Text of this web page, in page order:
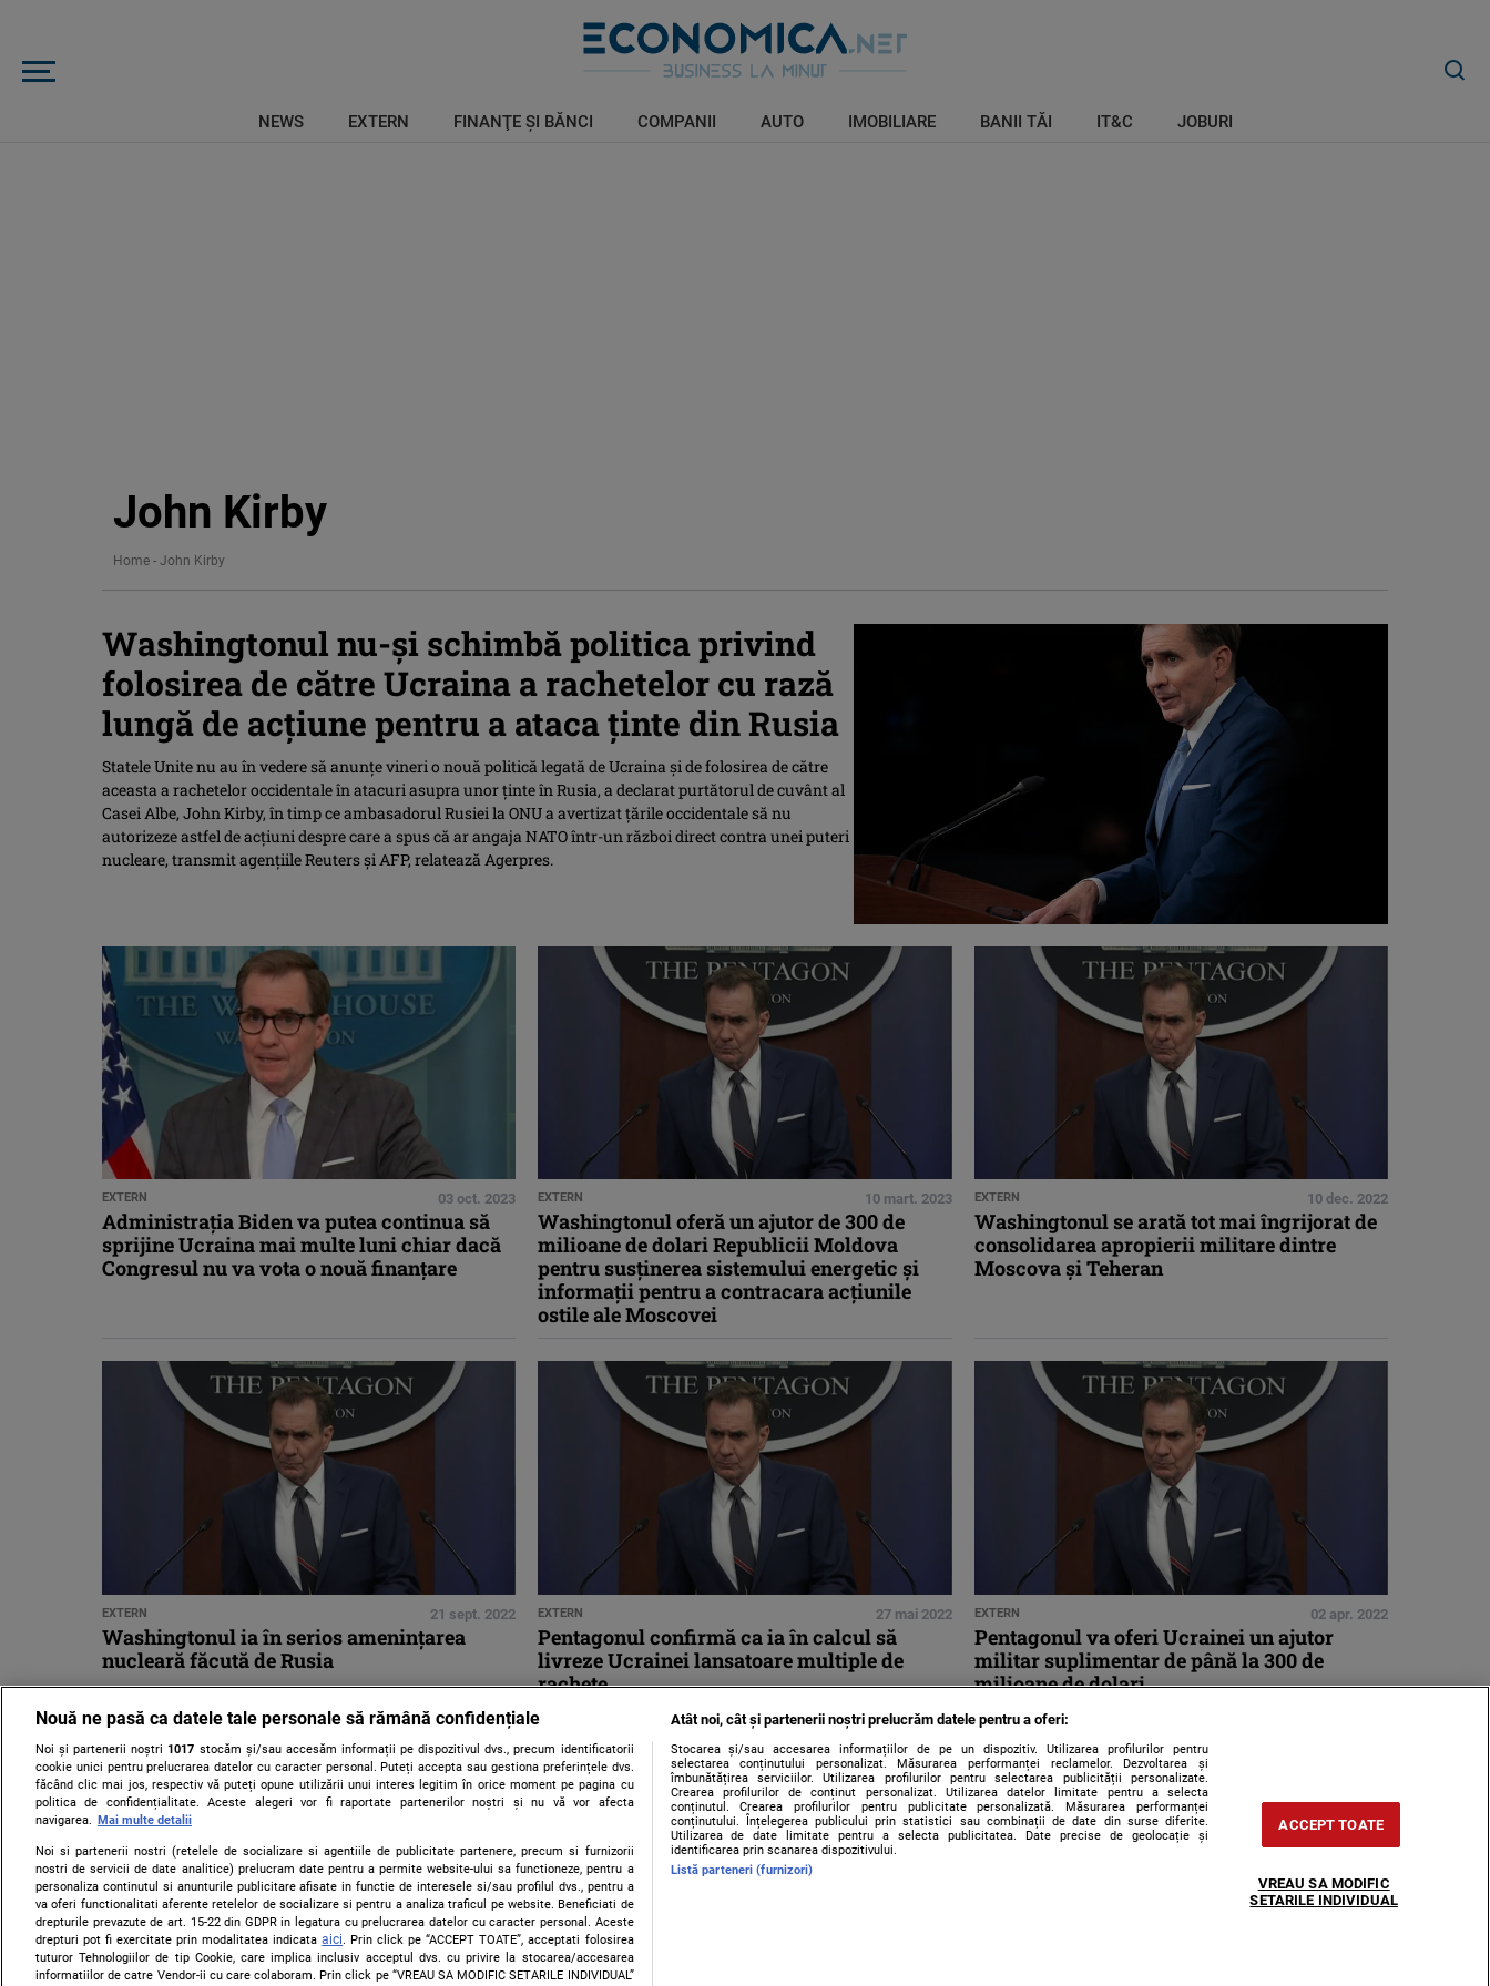
NEWS EXTERN FINANŢE ŞI BĂNCI COMPANII AUTO IMOBILIARE BANII TĂI IT&C JOBURI
John Kirby
Home - John Kirby
Washingtonul nu-și schimbă politica privind
folosirea de către Ucraina a rachetelor cu rază
lungă de acțiune pentru a ataca ținte din Rusia
Statele Unite nu au în vedere să anunţe vineri o nouă politică legată de Ucraina şi de folosirea de către
aceasta a rachetelor occidentale în atacuri asupra unor ţinte în Rusia, a declarat purtătorul de cuvânt al
Casei Albe, John Kirby, în timp ce ambasadorul Rusiei la ONU a avertizat ţările occidentale să nu
autorizeze astfel de acţiuni despre care a spus că ar angaja NATO într-un război direct contra unei puteri
nucleare, transmit agenţiile Reuters şi AFP, relatează Agerpres.
EXTERN 03 oct. 2023
Administrația Biden va putea continua să
sprijine Ucraina mai multe luni chiar dacă
Congresul nu va vota o nouă finanțare
EXTERN 10 mart. 2023
Washingtonul oferă un ajutor de 300 de
milioane de dolari Republicii Moldova
pentru susținerea sistemului energetic și
informații pentru a contracara acțiunile
ostile ale Moscovei
EXTERN 10 dec. 2022
Washingtonul se arată tot mai îngrijorat de
consolidarea apropierii militare dintre
Moscova și Teheran
EXTERN 21 sept. 2022
Washingtonul ia în serios amenințarea
nucleară făcută de Rusia
EXTERN 27 mai 2022
Pentagonul confirmă ca ia în calcul să
livreze Ucrainei lansatoare multiple de
rachete
EXTERN 02 apr. 2022
Pentagonul va oferi Ucrainei un ajutor
militar suplimentar de până la 300 de
milioane de dolari
Contact
Nouă ne pasă ca datele tale personale să rămână confidențiale
Noi și partenerii noștri1017 stocăm și/sau accesăm informații pe dispozitivul dvs., precum identificatorii
cookie unici pentru prelucrarea datelor cu caracter personal. Puteți accepta sau gestiona preferințele dvs.
făcând clic mai jos, respectiv vă puteți opune utilizării unui interes legitim în orice moment pe pagina cu
politica de confidențialitate. Aceste alegeri vor fi raportate partenerilor noștri și nu vă vor afecta
navigarea.
Mai multe detalii
Noi si partenerii nostri (retelele de socializare si agentiile de publicitate partenere, precum si furnizorii
nostri de servicii de date analitice) prelucram date pentru a permite website-ului sa functioneze, pentru a
personaliza continutul si anunturile publicitare afisate in functie de interesele si/sau profilul dvs., pentru a
va oferi functionalitati aferente retelelor de socializare si pentru a analiza traficul pe website. Beneficiati de
drepturile prevazute de art. 15-22 din GDPR in legatura cu prelucrarea datelor cu caracter personal. Aceste
drepturi pot fi exercitate prin modalitatea indicataaici. Prin click pe “ACCEPT TOATE”, acceptati folosirea
tuturor Tehnologiilor de tip Cookie, care implica inclusiv acceptul dvs. cu privire la stocarea/accesarea
informatiilor de catre Vendor-ii cu care colaboram. Prin click pe “VREAU SA MODIFIC SETARILE INDIVIDUAL”
Atât noi, cât și partenerii noștri prelucrăm datele pentru a oferi:
Stocarea și/sau accesarea informațiilor de pe un dispozitiv. Utilizarea profilurilor pentru
selectarea conținutului personalizat. Măsurarea performanței reclamelor. Dezvoltarea și
îmbunătățirea serviciilor. Utilizarea profilurilor pentru selectarea publicității personalizate.
Crearea profilurilor de conținut personalizat. Utilizarea datelor limitate pentru a selecta
conținutul. Crearea profilurilor pentru publicitate personalizată. Măsurarea performanței
conținutului. Înțelegerea publicului prin statistici sau combinații de date din surse diferite.
Utilizarea de date limitate pentru a selecta publicitatea. Date precise de geolocație și
identificarea prin scanarea dispozitivului.
Listă parteneri (furnizori)
ACCEPT TOATE
VREAU SA MODIFIC
SETARILE INDIVIDUAL